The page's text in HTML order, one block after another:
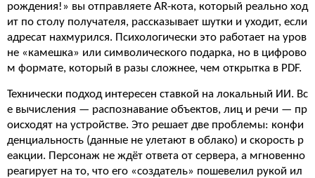
рождения!» вы отправляете AR-кота, который реально ход
ит по столу получателя, рассказывает шутки и уходит, если
адресат нахмурился. Психологически это работает на уров
не «камешка» или символического подарка, но в цифрово
м формате, который в разы сложнее, чем открытка в PDF.
Технически подход интересен ставкой на локальный ИИ. Вс
е вычисления — распознавание объектов, лиц и речи — пр
оисходят на устройстве. Это решает две проблемы: конфи
денциальность (данные не улетают в облако) и скорость р
еакции. Персонаж не ждёт ответа от сервера, а мгновенно
реагирует на то, что его «создатель» пошевелил рукой ил